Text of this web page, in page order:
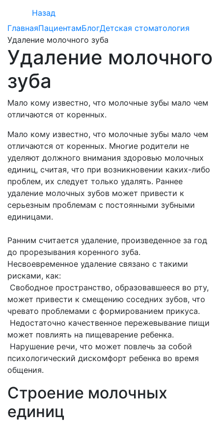
Назад
ГлавнаяПациентамБлогДетская стоматология
Удаление молочного зуба
Удаление молочного
зуба
Мало кому известно, что молочные зубы мало чем
отличаются от коренных.
Мало кому известно, что молочные зубы мало чем
отличаются от коренных. Многие родители не
уделяют должного внимания здоровью молочных
единиц, считая, что при возникновении каких-либо
проблем, их следует только удалять. Раннее
удаление молочных зубов может привести к
серьезным проблемам с постоянными зубными
единицами.
Ранним считается удаление, произведенное за год
до прорезывания коренного зуба.
Несвоевременное удаление связано с такими
рисками, как:
Свободное пространство, образовавшееся во рту,
может привести к смещению соседних зубов, что
чревато проблемами с формированием прикуса.
Недостаточно качественное пережевывание пищи
может повлиять на пищеварение ребенка.
Нарушение речи, что может повлечь за собой
психологический дискомфорт ребенка во время
общения.
Строение молочных
единиц